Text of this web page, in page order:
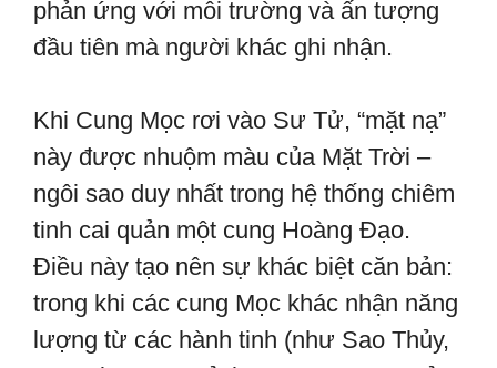
phản ứng với môi trường và ấn tượng
đầu tiên mà người khác ghi nhận.
Khi Cung Mọc rơi vào Sư Tử, “mặt nạ”
này được nhuộm màu của Mặt Trời –
ngôi sao duy nhất trong hệ thống chiêm
tinh cai quản một cung Hoàng Đạo.
Điều này tạo nên sự khác biệt căn bản:
trong khi các cung Mọc khác nhận năng
lượng từ các hành tinh (như Sao Thủy,